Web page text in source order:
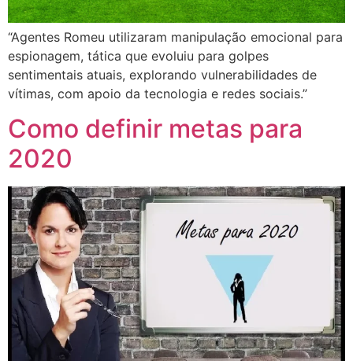
“Agentes Romeu utilizaram manipulação emocional para
espionagem, tática que evoluiu para golpes
sentimentais atuais, explorando vulnerabilidades de
vítimas, com apoio da tecnologia e redes sociais.”
Como definir metas para
2020